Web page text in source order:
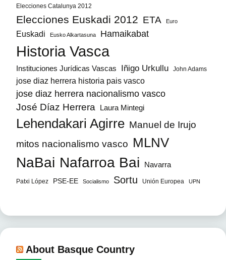
Elecciones Catalunya 2012
Elecciones Euskadi 2012 ETA Euro
Euskadi Eusko Alkartasuna Hamaikabat
Historia Vasca
Instituciones Jurídicas Vascas Iñigo Urkullu John Adams
jose diaz herrera historia pais vasco
jose diaz herrera nacionalismo vasco
José Díaz Herrera Laura Mintegi
Lehendakari Agirre Manuel de Irujo
mitos nacionalismo vasco MLNV
NaBai Nafarroa Bai Navarra
Patxi López PSE-EE Socialismo Sortu Unión Europea UPN
About Basque Country